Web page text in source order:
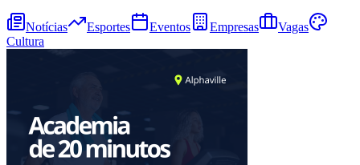
Notícias Esportes Eventos Empresas
Vagas
Cultura